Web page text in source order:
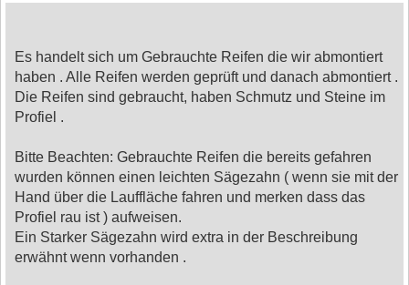
Es handelt sich um Gebrauchte Reifen die wir abmontiert
haben . Alle Reifen werden geprüft und danach abmontiert .
Die Reifen sind gebraucht, haben Schmutz und Steine im
Profiel .
Bitte Beachten: Gebrauchte Reifen die bereits gefahren
wurden können einen leichten Sägezahn ( wenn sie mit der
Hand über die Lauffläche fahren und merken dass das
Profiel rau ist ) aufweisen.
Ein Starker Sägezahn wird extra in der Beschreibung
erwähnt wenn vorhanden .